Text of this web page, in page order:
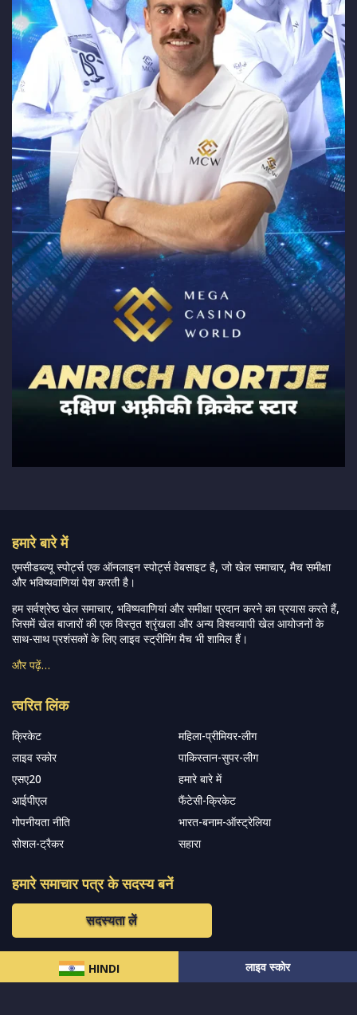
HINDI लाइव स्कोर
हमारे बारे में
एमसीडब्ल्यू स्पोर्ट्स एक ऑनलाइन स्पोर्ट्स वेबसाइट है, जो खेल समाचार, मैच समीक्षा
और भविष्यवाणियां पेश करती है।
हम सर्वश्रेष्ठ खेल समाचार, भविष्यवाणियां और समीक्षा प्रदान करने का प्रयास करते हैं,
जिसमें खेल बाजारों की एक विस्तृत श्रृंखला और अन्य विश्वव्यापी खेल आयोजनों के
साथ-साथ प्रशंसकों के लिए लाइव स्ट्रीमिंग मैच भी शामिल हैं।
और पढ़ें…
त्वरित लिंक
क्रिकेट
महिला-प्रीमियर-लीग
लाइव स्कोर
पाकिस्तान-सुपर-लीग
एसए20
हमारे बारे में
आईपीएल
फैंटेसी-क्रिकेट
गोपनीयता नीति
भारत-बनाम-ऑस्ट्रेलिया
सोशल-ट्रैकर
सहारा
हमारे समाचार पत्र के सदस्य बनें
सदस्यता लें
हमारा अनुसरण करें और नवीनतम अपडेट प्राप्त करेंs